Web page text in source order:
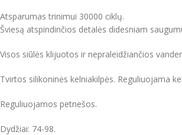
Atsparumas trinimui 30000 ciklų.
Šviesą atspindinčios detalės didesniam
Visos siūlės klijuotos ir nepraleidžiančios
Tvirtos silikoninės kelniakilpės. Reguliuojama
Reguliuojamos petnešos.
Dydžiai: 74-98.